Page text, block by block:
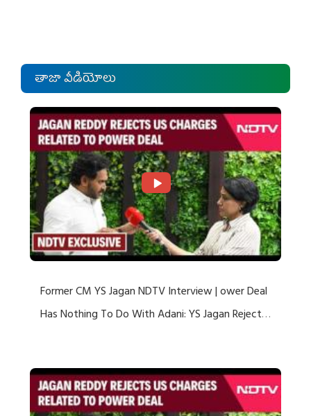
తాజా వీడియోలు
Former CM YS Jagan NDTV Interview | ower Deal
Has Nothing To Do With Adani: YS Jagan Rejects